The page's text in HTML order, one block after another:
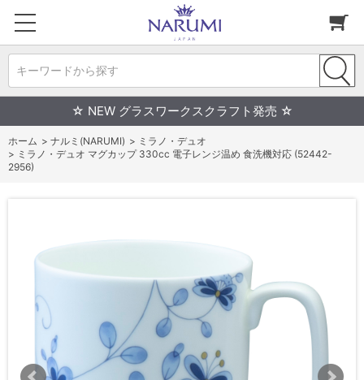
キーワードから探す
☆ NEW グラスワークスクラフト発売 ☆
ホーム > ナルミ(NARUMI) > ミラノ・デュオ
> ミラノ・デュオ マグカップ 330cc 電子レンジ温め 食洗機対応 (52442-
2956)